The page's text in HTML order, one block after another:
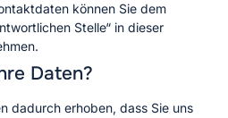
können Sie dem
Stelle“ in dieser
Daten?
dadurch erhoben, dass Sie uns